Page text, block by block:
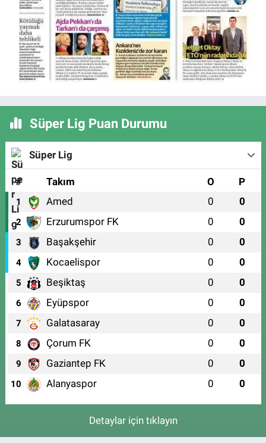
Süper Lig Puan Durumu
Süper Lig
# Takım O P
1 Amed 0 0
2 Erzurumspor FK 0 0
3 Başakşehir 0 0
4 Kocaelispor 0 0
5 Beşiktaş 0 0
6 Eyüpspor 0 0
7 Galatasaray 0 0
8 Çorum FK 0 0
9 Gaziantep FK 0 0
10 Alanyaspor 0 0
Detaylar için tıklayın